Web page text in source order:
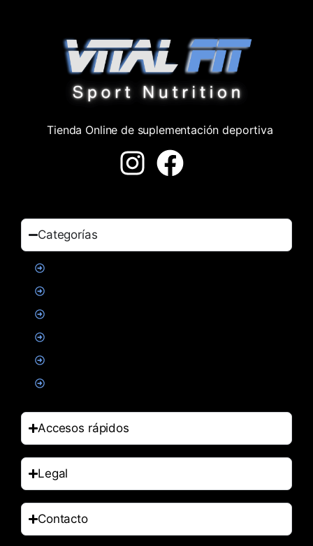
Tienda Online de suplementación deportiva
Categorías
Accesos rápidos
Legal
Contacto